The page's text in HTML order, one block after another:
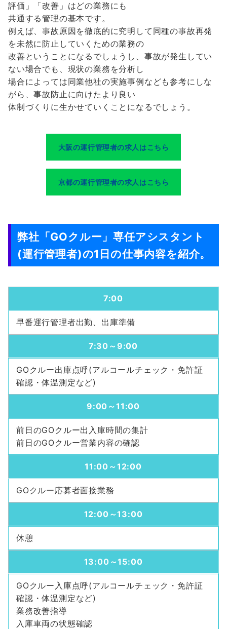
評価」「改善」はどの業務にも
共通する管理の基本です。
例えば、事故原因を徹底的に究明して同種の事故再発
を未然に防止していくための業務の
改善ということになるでしょうし、事故が発生してい
ない場合でも、現状の業務を分析し
場合によっては同業他社の実施事例なども参考にしな
がら、事故防止に向けたより良い
体制づくりに生かせていくことになるでしょう。
大阪の運行管理者の求人はこちら
京都の運行管理者の求人はこちら
弊社「GOクルー」専任アシスタント
(運行管理者)の1日の仕事内容を紹介。
7:00
早番運行管理者出勤、出庫準備
7:30～9:00
GOクルー出庫点呼(アルコールチェック・免許証
確認・体温測定など)
9:00～11:00
前日のGOクルー出入庫時間の集計
前日のGOクルー営業内容の確認
11:00～12:00
GOクルー応募者面接業務
12:00～13:00
休憩
13:00～15:00
GOクルー入庫点呼(アルコールチェック・免許証
確認・体温測定など)
業務改善指導
入庫車両の状態確認